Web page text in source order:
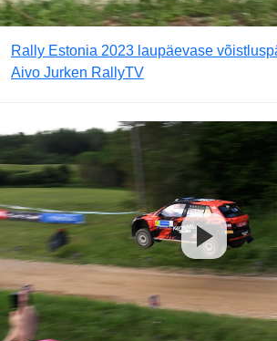
Rally Estonia 2023 laupäevase
Aivo Jurken RallyTV